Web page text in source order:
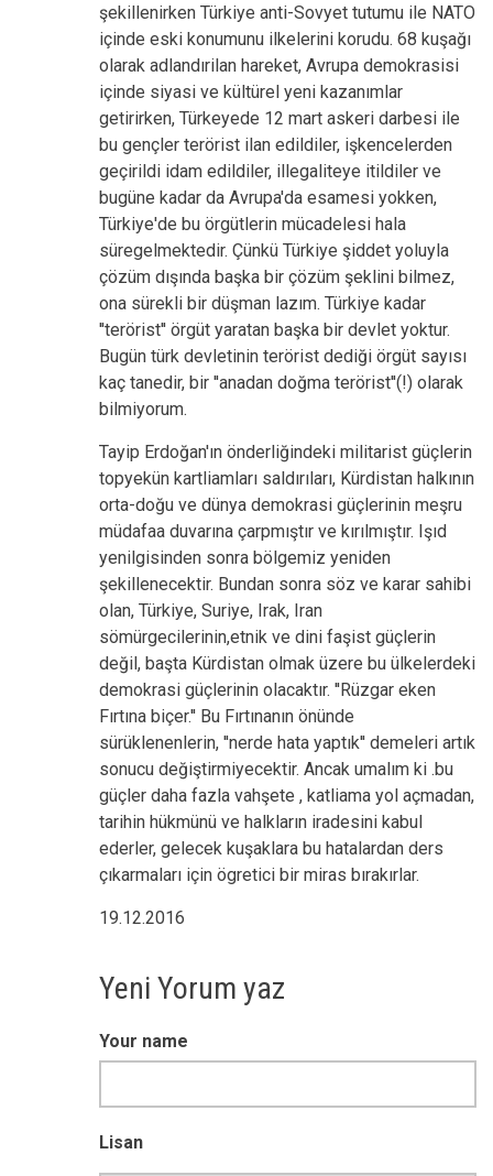
şekillenirken Türkiye anti-Sovyet tutumu ile NATO
içinde eski konumunu ilkelerini korudu. 68 kuşağı
olarak adlandırilan hareket, Avrupa demokrasisi
içinde siyasi ve kültürel yeni kazanımlar
getirirken, Türkeyede 12 mart askeri darbesi ile
bu gençler terörist ilan edildiler, işkencelerden
geçirildi idam edildiler, illegaliteye itildiler ve
bugüne kadar da Avrupa'da esamesi yokken,
Türkiye'de bu örgütlerin mücadelesi hala
süregelmektedir. Çünkü Türkiye şiddet yoluyla
çözüm dışında başka bir çözüm şeklini bilmez,
ona sürekli bir düşman lazım. Türkiye kadar
''terörist'' örgüt yaratan başka bir devlet yoktur.
Bugün türk devletinin terörist dediği örgüt sayısı
kaç tanedir, bir ''anadan doğma terörist''(!) olarak
bilmiyorum.
Tayip Erdoğan'ın önderliğindeki militarist güçlerin
topyekün kartliamları saldırıları, Kürdistan halkının
orta-doğu ve dünya demokrasi güçlerinin meşru
müdafaa duvarına çarpmıştır ve kırılmıştır. Işıd
yenilgisinden sonra bölgemiz yeniden
şekillenecektir. Bundan sonra söz ve karar sahibi
olan, Türkiye, Suriye, Irak, Iran
sömürgecilerinin,etnik ve dini faşist güçlerin
değil, başta Kürdistan olmak üzere bu ülkelerdeki
demokrasi güçlerinin olacaktır. ''Rüzgar eken
Fırtına biçer.'' Bu Fırtınanın önünde
sürüklenenlerin, ''nerde hata yaptık'' demeleri artık
sonucu değiştirmiyecektir. Ancak umalım ki .bu
güçler daha fazla vahşete , katliama yol açmadan,
tarihin hükmünü ve halkların iradesini kabul
ederler, gelecek kuşaklara bu hatalardan ders
çıkarmaları için ögretici bir miras bırakırlar.
19.12.2016
Yeni Yorum yaz
Your name
Lisan